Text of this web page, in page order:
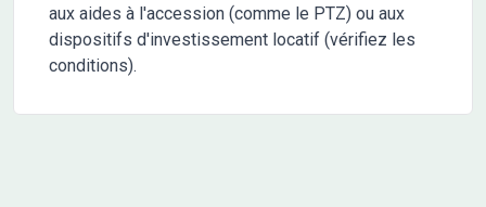
aux aides à l'accession (comme le PTZ) ou aux
dispositifs d'investissement locatif (vérifiez les
conditions).